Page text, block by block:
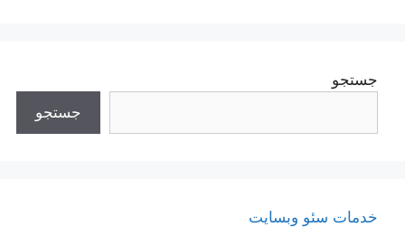
جستجو
جستجو
خدمات سئو وبسایت